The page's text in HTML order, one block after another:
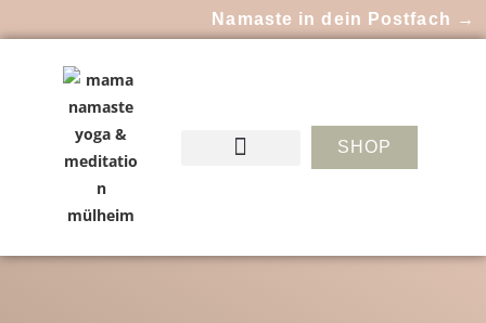
Namaste in dein Postfach →
SHOP